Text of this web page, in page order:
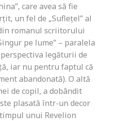
care avea să fie
un fel de „Suflețel” al
romanul scriitorului
pe lume” – paralela
legăturii de
iar nu pentru faptul că
abandonată). O altă
de copil, a dobândit
plasată într-un decor
unui Revelion